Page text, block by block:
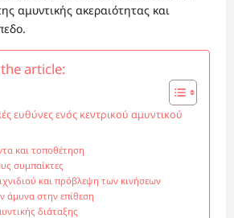
αμυντικής ακεραιότητας και
article:
ευθύνες ενός κεντρικού αμυντικού
και τοποθέτηση
συμπαίκτες
και πρόβλεψη των κινήσεων
άμυνα στην επίθεση
διάταξης